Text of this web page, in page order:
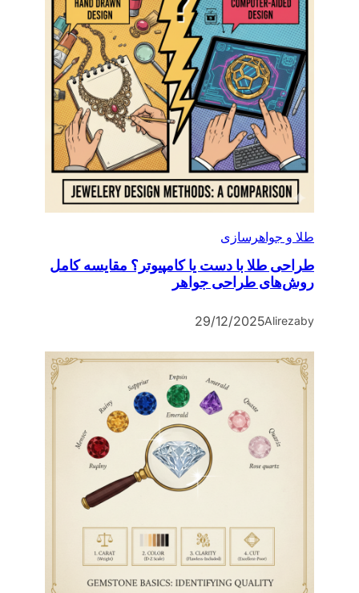
طلا و جواهرسازی
طراحی طلا با دست یا کامپیوتر؟ مقایسه کامل
روش‌های طراحی جواهر
by
Alireza
29/12/2025